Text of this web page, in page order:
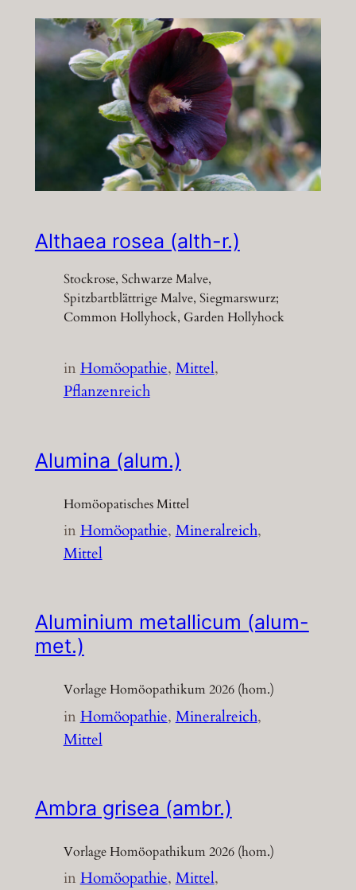
Althaea rosea (alth-r.)
Stockrose, Schwarze Malve,
Spitzbartblättrige Malve, Siegmarswurz;
Common Hollyhock, Garden Hollyhock
inHomöopathie, Mittel
Pflanzenreich
Alumina (alum.)
Homöopatisches Mittel
inHomöopathie, Mineralreich
Mittel
Aluminium metallicum (alum-
met.)
Vorlage Homöopathikum 2026 (hom.)
inHomöopathie, Mineralreich
Mittel
Ambra grisea (ambr.)
Vorlage Homöopathikum 2026 (hom.)
inHomöopathie, Mittel